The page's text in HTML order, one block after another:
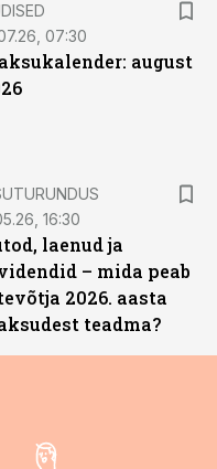
07:30
august
16:30
laenud ja
– mida peab
2026. aasta
teadma?